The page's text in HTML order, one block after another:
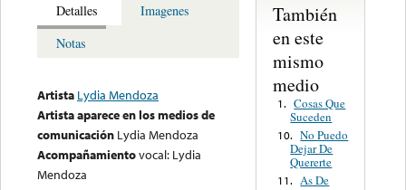
Detalles
Imagenes
Notas
Artista Lydia Mendoza
Artista aparece en los medios de
comunicación Lydia Mendoza
Acompañamientovocal: Lydia
Mendoza
También
en este
mismo
medio
1. Cosas Que
Suceden
10. No Puedo
Dejar De
Quererte
11. As De